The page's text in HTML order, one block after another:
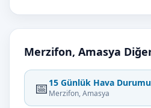
Merzifon, Amasya
📅 15 Günlük Hava Durumu
Merzifon, Amasya